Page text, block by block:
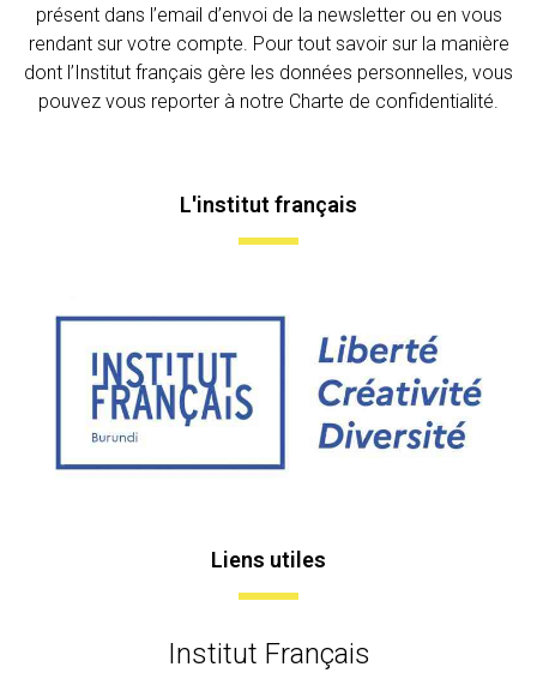
présent dans l’email d’envoi de la newsletter ou en vous
rendant sur votre compte. Pour tout savoir sur la manière
dont l’Institut français gère les données personnelles, vous
pouvez vous reporter à notre Charte de confidentialité.
L'institut français
Liens utiles
Institut Français